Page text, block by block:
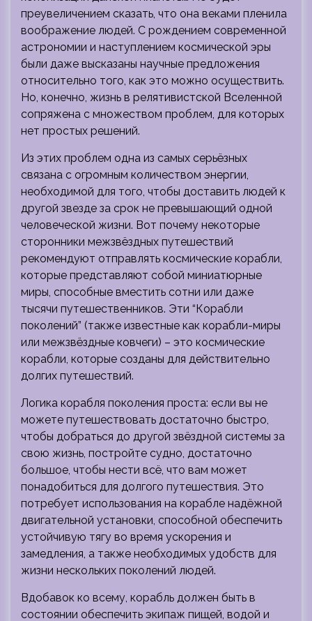
преувеличением сказать, что она веками пленила
воображение людей. С рождением современной
астрономии и наступлением космической эры
были даже высказаны научные предложения
относительно того, как это можно осуществить.
Но, конечно, жизнь в релятивистской Вселенной
сопряжена с множеством проблем, для которых
нет простых решений.
Из этих проблем одна из самых серьёзных
связана с огромным количеством энергии,
необходимой для того, чтобы доставить людей к
другой звезде за срок не превышающий одной
человеческой жизни. Вот почему некоторые
сторонники межзвёздных путешествий
рекомендуют отправлять космические корабли,
которые представляют собой миниатюрные
миры, способные вместить сотни или даже
тысячи путешественников. Эти “Корабли
поколений” (также известные как корабли-миры
или межзвёздные ковчеги) – это космические
корабли, которые созданы для действительно
долгих путешествий.
Логика корабля поколения проста: если вы не
можете путешествовать достаточно быстро,
чтобы добраться до другой звёздной системы за
свою жизнь, постройте судно, достаточно
большое, чтобы нести всё, что вам может
понадобиться для долгого путешествия. Это
потребует использования на корабле надёжной
двигательной установки, способной обеспечить
устойчивую тягу во время ускорения и
замедления, а также необходимых удобств для
жизни нескольких поколений людей.
Вдобавок ко всему, корабль должен быть в
состоянии обеспечить экипаж пищей, водой и